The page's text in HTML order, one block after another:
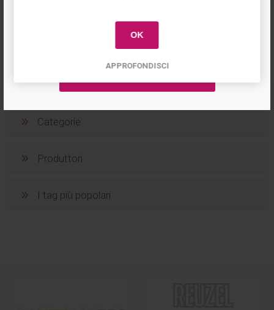
2
Categorie
Produttori
I tag più popolari
OK
APPROFONDISCI